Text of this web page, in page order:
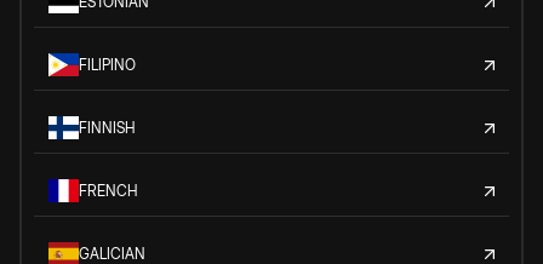
FILIPINO
FINNISH
FRENCH
GALICIAN